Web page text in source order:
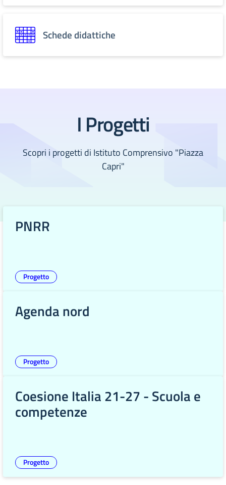
Schede didattiche
I Progetti
Scopri i progetti di Istituto Comprensivo "Piazza
Capri"
PNRR
Progetto
Agenda nord
Progetto
Coesione Italia 21-27 - Scuola e
competenze
Progetto